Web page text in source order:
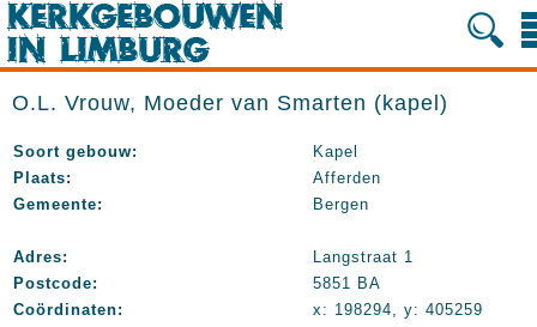
O.L. Vrouw, Moeder van Smarten (kapel)
Soort gebouw:
Kapel
Plaats:
Afferden
Gemeente:
Bergen
Adres:
Langstraat 1
Postcode:
5851 BA
Coördinaten:
x: 198294, y: 405259